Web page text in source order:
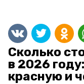
Сколько
в 2026
красную и